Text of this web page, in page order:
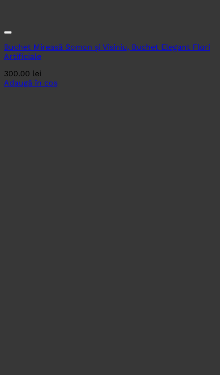
Buchet Mireasă Somon și Visiniu, Buchet Elegant Flori
Artificiale
300.00 lei
Adaugă în coș